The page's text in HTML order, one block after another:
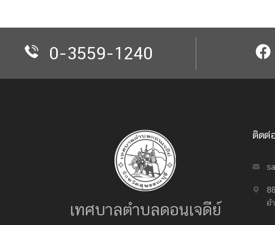
0-3559-1240
เทศบาลตำบลดอนเจดีย์
ติดต่
อ